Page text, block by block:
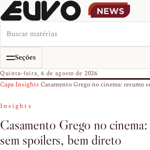
Buscar no EUVO News
Seções
Quinta-feira, 6 de agosto de 2026
Capa›Insights›Casamento Grego no cinema: resumo
Insights
Casamento Grego no
sem spoilers, bem direto